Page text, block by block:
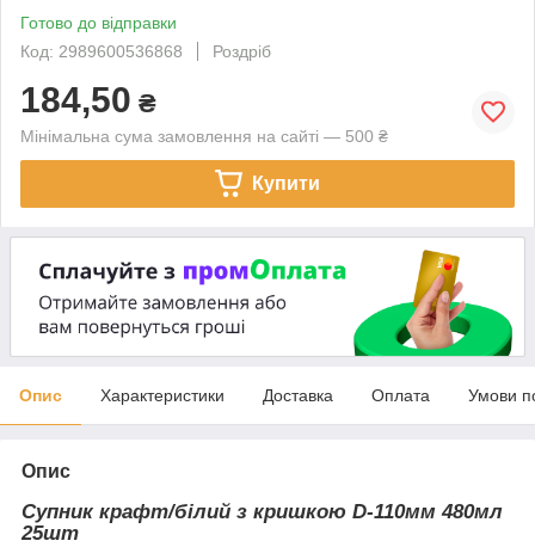
Готово до відправки
Код: 2989600536868
Роздріб
184,50 ₴
Мінімальна сума замовлення на сайті — 500 ₴
Купити
Опис Характеристики Доставка Оплата Умови
Опис
Супник крафт/білий з кришкою D-110мм 480мл
25шт